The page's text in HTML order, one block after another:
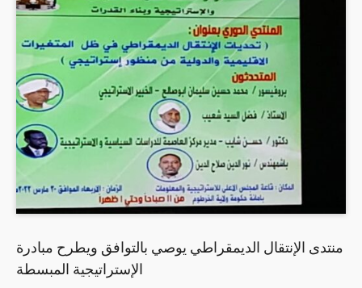
منتدى الإنتقال الديمقراطي يوصي بالتوافق ويطرح مبادرة
الإستراتيجية المبسطة